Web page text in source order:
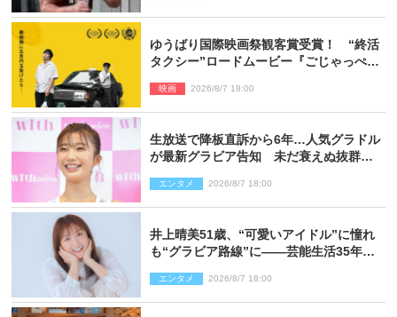
ゆうばり国際映画祭観客賞受賞！ “終活
タクシー”ロードムービー『ごじゃっぺタ
映画 2026/8/7 18:00
生放送で降板直訴から6年…人気グラドル
が最新グラビア告知 未だ衰えぬ抜群ス
エンタメ 2026/8/7 18:00
井上晴美51歳、“可愛いアイドル”に憧れ
も“グラビア路線”に――芸能生活35年を
エンタメ 2026/8/7 18:00